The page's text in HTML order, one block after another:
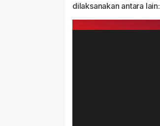
dilaksanakan antara lain: